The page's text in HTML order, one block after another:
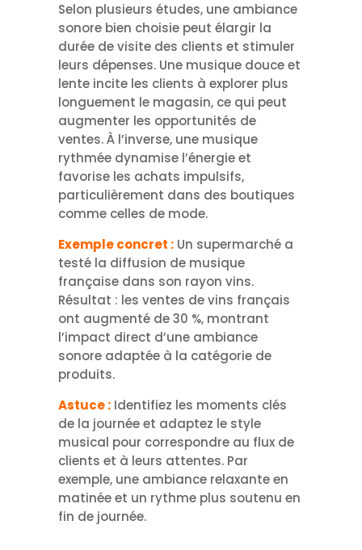
Selon plusieurs études, une ambiance
sonore bien choisie peut élargir la
durée de visite des clients et stimuler
leurs dépenses. Une musique douce et
lente incite les clients à explorer plus
longuement le magasin, ce qui peut
augmenter les opportunités de
ventes. À l’inverse, une musique
rythmée dynamise l’énergie et
favorise les achats impulsifs,
particulièrement dans des boutiques
comme celles de mode.
Exemple concret :Un supermarché a
testé la diffusion de musique
française dans son rayon vins.
Résultat : les ventes de vins français
ont augmenté de 30 %, montrant
l’impact direct d’une ambiance
sonore adaptée à la catégorie de
produits.
Astuce :Identifiez les moments clés
de la journée et adaptez le style
musical pour correspondre au flux de
clients et à leurs attentes. Par
exemple, une ambiance relaxante en
matinée et un rythme plus soutenu en
fin de journée.